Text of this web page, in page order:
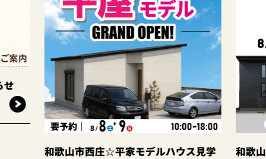
モデルハウス見学
和歌山岩出店 ☆建て替えor住み